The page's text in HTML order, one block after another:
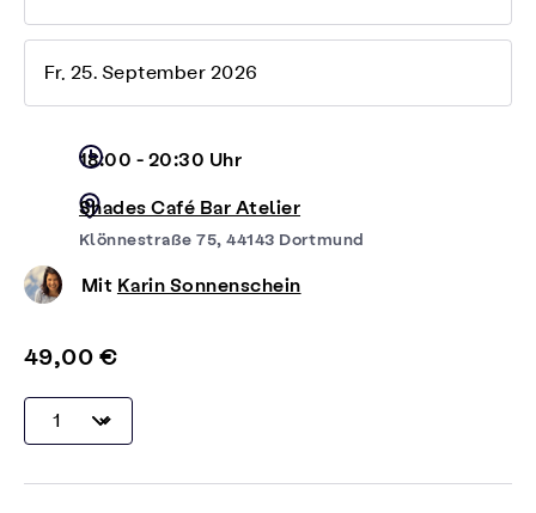
Fr, 25. September 2026
18:00 - 20:30 Uhr
Shades Café Bar Atelier
Klönnestraße 75, 44143 Dortmund
Mit Karin Sonnenschein
49,00 €